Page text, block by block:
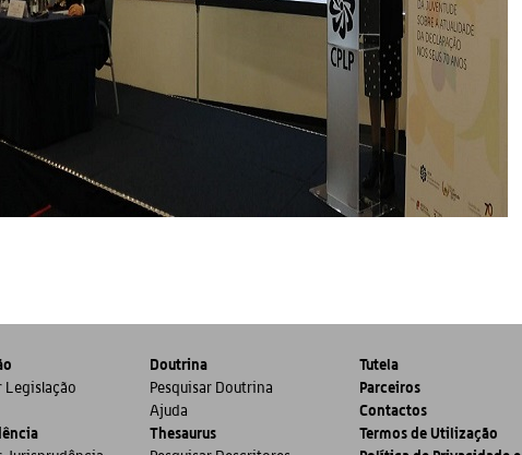
Legislação
Doutrina
Pesquisar Doutrina
Ajuda
Thesaurus
Tutela
Parceiros
Contactos
Termos de Utilização